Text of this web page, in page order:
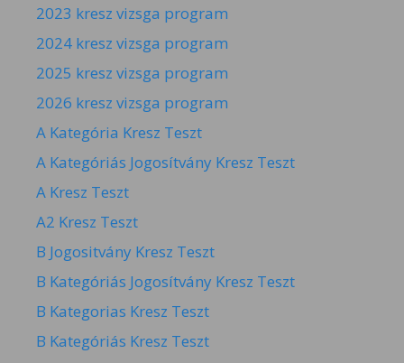
2023 kresz vizsga program
2024 kresz vizsga program
2025 kresz vizsga program
2026 kresz vizsga program
A Kategória Kresz Teszt
A Kategóriás Jogosítvány Kresz Teszt
A Kresz Teszt
A2 Kresz Teszt
B Jogositvány Kresz Teszt
B Kategóriás Jogosítvány Kresz Teszt
B Kategorias Kresz Teszt
B Kategóriás Kresz Teszt